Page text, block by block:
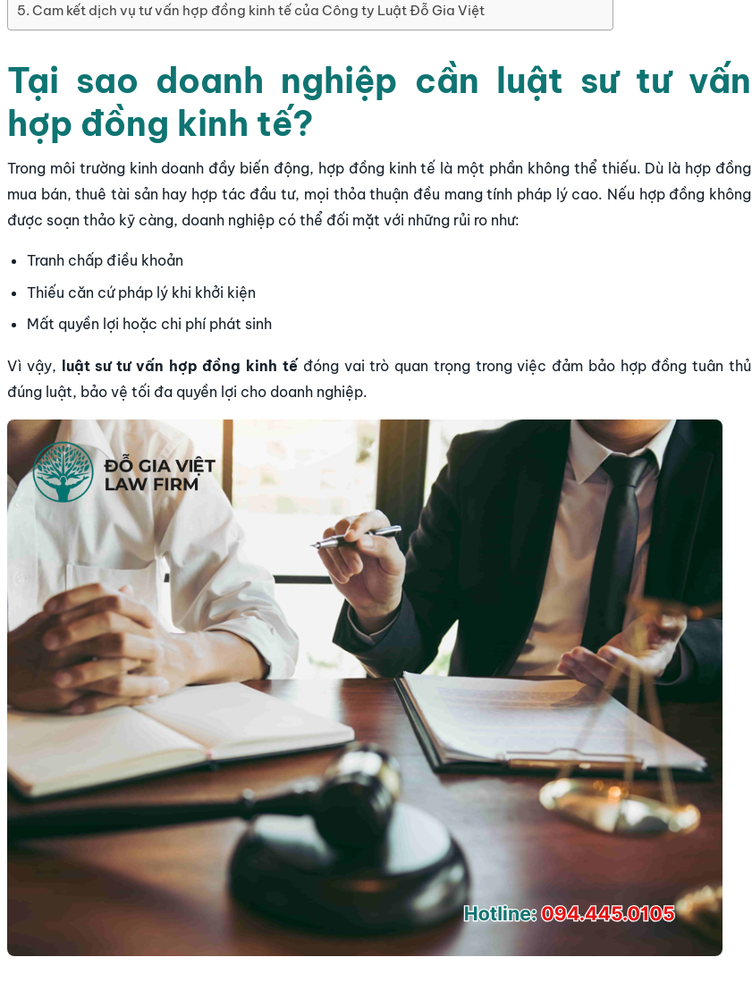
Cam kết dịch vụ tư vấn hợp đồng kinh tế của Công ty Luật Đỗ Gia Việt
Tại sao doanh nghiệp cần luật sư tư vấn
hợp đồng kinh tế?
Trong môi trường kinh doanh đầy biến động, hợp đồng kinh tế là một phần không thể thiếu. Dù là hợp đồng
mua bán, thuê tài sản hay hợp tác đầu tư, mọi thỏa thuận đều mang tính pháp lý cao. Nếu hợp đồng không
được soạn thảo kỹ càng, doanh nghiệp có thể đối mặt với những rủi ro như:
Tranh chấp điều khoản
Thiếu căn cứ pháp lý khi khởi kiện
Mất quyền lợi hoặc chi phí phát sinh
Vì vậy, luật sư tư vấn hợp đồng kinh tếđóng vai trò quan trọng trong việc đảm bảo hợp đồng tuân thủ
đúng luật, bảo vệ tối đa quyền lợi cho doanh nghiệp.